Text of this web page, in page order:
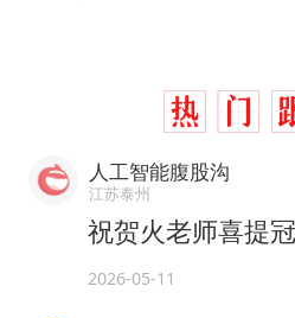
人工智能腹股沟
江苏泰州
祝贺火老师喜提
2026-05-11